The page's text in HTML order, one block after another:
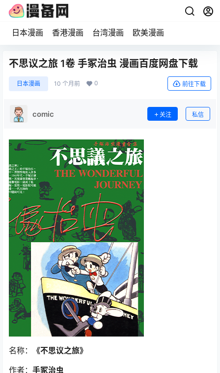
日本漫画 香港漫画 台湾漫画 欧美漫画
不思议之旅 1卷 手冢治虫 漫画百度网盘下载
日本漫画 10 个月前 0 前往下载
comic 关注 私信
名称：
《不思议之旅》
作者： 手冢治虫